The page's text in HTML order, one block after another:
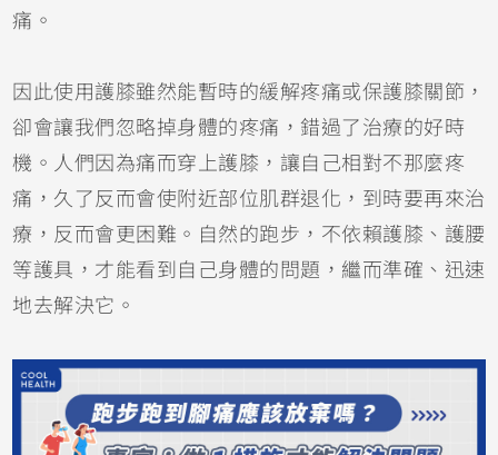
痛。
因此使用護膝雖然能暫時的緩解疼痛或保護膝關節，
卻會讓我們忽略掉身體的疼痛，錯過了治療的好時
機。人們因為痛而穿上護膝，讓自己相對不那麼疼
痛，久了反而會使附近部位肌群退化，到時要再來治
療，反而會更困難。自然的跑步，不依賴護膝、護腰
等護具，才能看到自己身體的問題，繼而準確、迅速
地去解決它。